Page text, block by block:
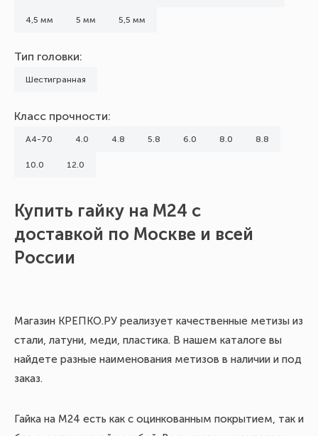
4,5 мм 5 мм 5,5 мм
Тип головки:
Шестигранная
Класс прочности:
А4-70 4.0 4.8 5.8 6.0 8.0 8.8
10.0 12.0
Купить гайку на М24 с
доставкой по Москве и всей
России
Магазин КРЕПКО.РУ реализует качественные метизы из
стали, латуни, меди, пластика. В нашем каталоге вы
найдете разные наименования метизов в наличии и под
заказ.
Гайка на М24 есть как с оцинкованным покрытием, так и